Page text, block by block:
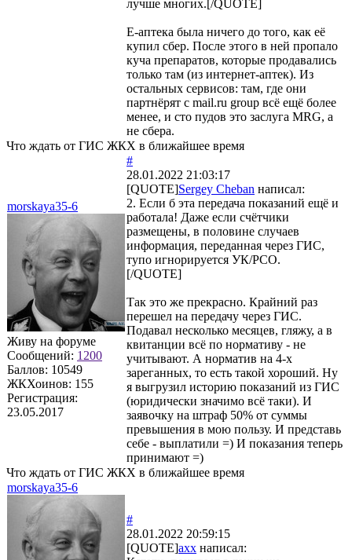
лучше многих.[/QUOTE]
Е-аптека была ничего до того, как её
купил сбер. После этого в ней пропало
куча препаратов, которые продавались
только там (из интернет-аптек). Из
остальных сервисов: там, где они
партнёрят с mail.ru group всё ещё более
менее, и сто пудов это заслуга MRG, а
не сбера.
Что ждать от ГИС ЖКХ в ближайшее время
morskaya35-6
Живу на форуме
Сообщений: 1200
Баллов: 10549
ЖКХоинов: 155
Регистрация:
23.05.2017
#
28.01.2022 21:03:17
[QUOTE]Sergey Cheban написал:
2. Если б эта передача показаний ещё и
работала! Даже если счётчики
размещены, в половине случаев
информация, переданная через ГИС,
тупо игнорируется УК/РСО.
[/QUOTE]
Так это же прекрасно. Крайний раз
перешел на передачу через ГИС.
Подавал несколько месяцев, гляжу, а в
квитанции всё по нормативу - не
учитывают. А норматив на 4-х
зареганных, то есть такой хороший. Ну
я выгрузил историю показаний из ГИС
(юридически значимо всё таки). И
заявочку на штраф 50% от суммы
превышения в мою пользу. И представь
себе - выплатили =) И показания теперь
принимают =)
Что ждать от ГИС ЖКХ в ближайшее время
morskaya35-6
#
28.01.2022 20:59:15
[QUOTE]axx написал: